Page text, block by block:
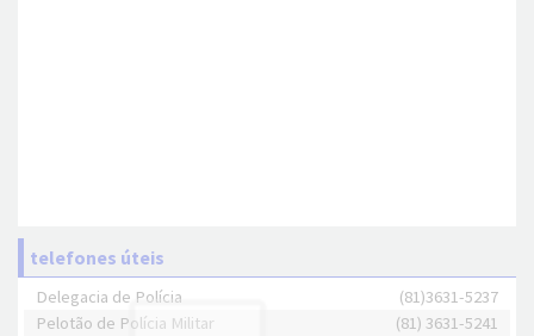
telefones úteis
Delegacia de Polícia
(81)3631-5237
Pelotão de Polícia Militar
(81) 3631-5241